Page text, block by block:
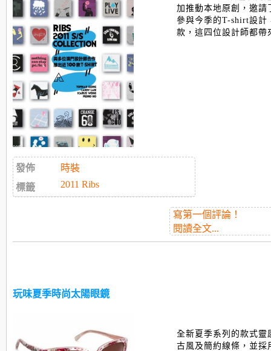
加推動本地原創，邀請
參與今季的T-shirt設計
款，這四位設計師都
發佈
時裝
標籤
2011 Ribs
寫第一個評論！
閱讀全文...
玩味夏季時尚太陽眼鏡
全新夏季系列的款式靈
古風及簡約線條，並採